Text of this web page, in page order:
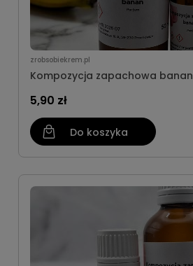
zrobsobiekrem.pl
Kompozycja zapachowa banan
5,90 zł
Do koszyka